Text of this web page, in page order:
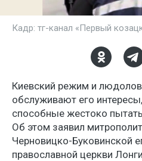
Кадр: тг-канал «Первый
Киевский режим и
обслуживают его
способные жестоко
Об этом заявил
Черновицко-Буковинской
православной церкви